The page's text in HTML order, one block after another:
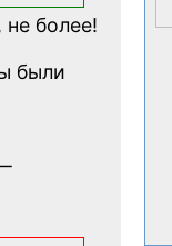
более!
были